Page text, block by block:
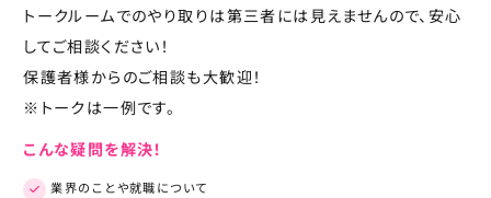
トークルームでのやり取りは第三者には見えませんので、安心
してご相談ください！
保護者様からのご相談も大歓迎！
※トークは一例です。
こんな疑問を解決！
業界のことや就職について